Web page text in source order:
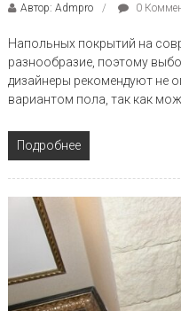
Автор: Admpro 0
Напольных покрытий на
разнообразие, поэтому
дизайнеры рекомендуют не
вариантом пола, так как
Подробнее